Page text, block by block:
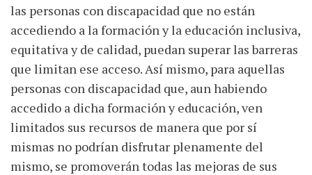
las personas con discapacidad que no están
accediendo a la formación y la educación inclusiva,
equitativa y de calidad, puedan superar las barreras
que limitan ese acceso. Así mismo, para aquellas
personas con discapacidad que, aun habiendo
accedido a dicha formación y educación, ven
limitados sus recursos de manera que por sí
mismas no podrían disfrutar plenamente del
mismo, se promoverán todas las mejoras de sus